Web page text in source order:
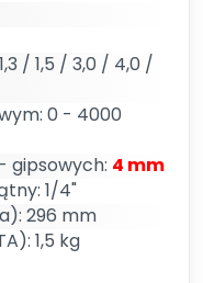
/ 1,5 / 3,0 / 4,0 /
0 - 4000
gipsowych: 4 mm
1/4"
296 mm
1,5 kg